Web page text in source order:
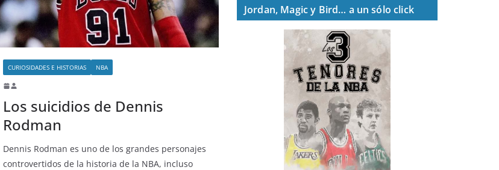
CURIOSIDADES E HISTORIAS NBA
Los suicidios de Dennis
Rodman
Dennis Rodman es uno de los grandes personajes
controvertidos de la historia de la NBA, incluso
Jordan, Magic y Bird… a un sólo click